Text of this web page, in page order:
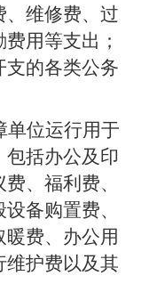
、维修费、过
用等支出；
支的各类公务
单位运行用于
包括办公及印
、福利费、
备购置费、
费、办公用
维护费以及其